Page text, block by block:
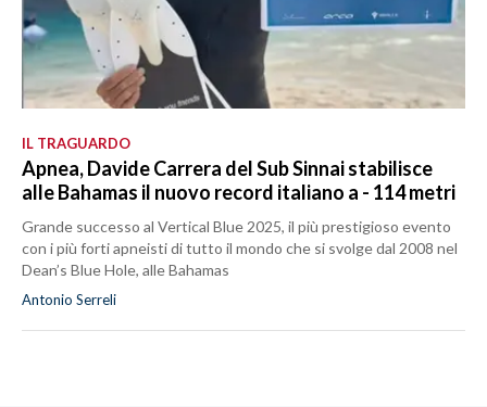
IL TRAGUARDO
Apnea, Davide Carrera del Sub Sinnai stabilisce
alle Bahamas il nuovo record italiano a - 114 metri
Grande successo al Vertical Blue 2025, il più prestigioso evento
con i più forti apneisti di tutto il mondo che si svolge dal 2008 nel
Dean’s Blue Hole, alle Bahamas
Antonio Serreli